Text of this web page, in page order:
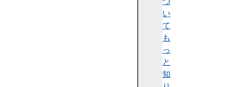
い
て
も
っ
と
知